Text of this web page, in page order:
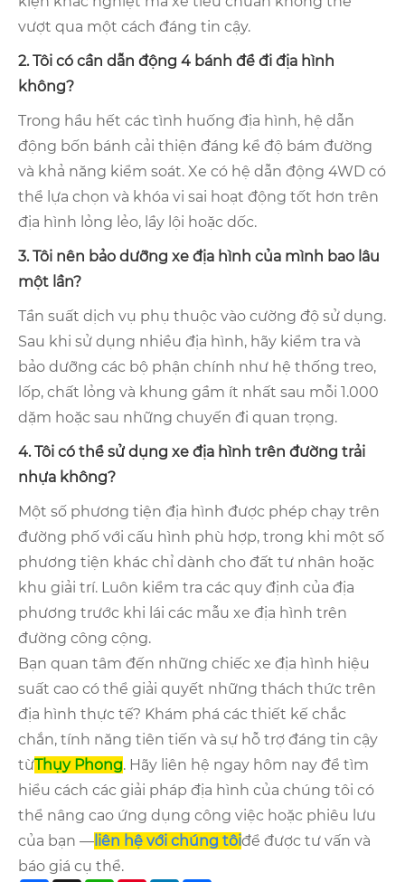
vượt qua một cách đáng tin cậy.
2. Tôi có cần dẫn động 4 bánh để đi địa hình
không?
Trong hầu hết các tình huống địa hình, hệ dẫn
động bốn bánh cải thiện đáng kể độ bám đường
và khả năng kiểm soát. Xe có hệ dẫn động 4WD có
thể lựa chọn và khóa vi sai hoạt động tốt hơn trên
địa hình lỏng lẻo, lầy lội hoặc dốc.
3. Tôi nên bảo dưỡng xe địa hình của mình bao lâu
một lần?
Tần suất dịch vụ phụ thuộc vào cường độ sử dụng.
Sau khi sử dụng nhiều địa hình, hãy kiểm tra và
bảo dưỡng các bộ phận chính như hệ thống treo,
lốp, chất lỏng và khung gầm ít nhất sau mỗi 1.000
dặm hoặc sau những chuyến đi quan trọng.
4. Tôi có thể sử dụng xe địa hình trên đường trải
nhựa không?
Một số phương tiện địa hình được phép chạy trên
đường phố với cấu hình phù hợp, trong khi một số
phương tiện khác chỉ dành cho đất tư nhân hoặc
khu giải trí. Luôn kiểm tra các quy định của địa
phương trước khi lái các mẫu xe địa hình trên
đường công cộng.
Bạn quan tâm đến những chiếc xe địa hình hiệu
suất cao có thể giải quyết những thách thức trên
địa hình thực tế? Khám phá các thiết kế chắc
chắn, tính năng tiên tiến và sự hỗ trợ đáng tin cậy
từThụy Phong. Hãy liên hệ ngay hôm nay để tìm
hiểu cách các giải pháp địa hình của chúng tôi có
thể nâng cao ứng dụng công việc hoặc phiêu lưu
của bạn — liên hệ với chúng tôiđể được tư vấn và
báo giá cụ thể.